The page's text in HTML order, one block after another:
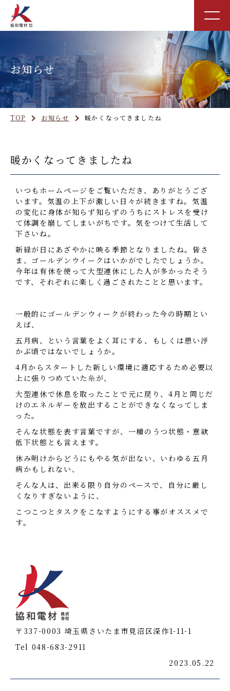
お知らせ
TOP お知らせ 暖かくなってきましたね
暖かくなってきましたね
いつもホームページをご覧いただき、ありがとうござ
います。 気温の上下が激しい日々が続きますね。 気温
の変化に身体が知らず知らずのうちにストレスを受け
て体調を崩してしまいがちです。気をつけて生活して
下さいね。
新緑が日にあざやかに映る季節となりましたね。 皆さ
ま、ゴールデンウイークはいかがでしたでしょうか。
今年は有休を使って大型連休にした人が多かったそう
です、 それぞれに楽しく過ごされたことと思います。
一般的にゴールデンウィークが終わった今の時期とい
えば、
五月病、という言葉をよく耳にする、もしくは思い浮
かぶ頃ではないでしょうか。
4月からスタートした新しい環境に適応するため必要以
上に張りつめていた糸が、
大型連休で休息を取ったことで元に戻り、4月と同じだ
けのエネルギーを放出することができなくなってしま
った。
そんな状態を表す言葉ですが、一種のうつ状態・意欲
低下状態とも言えます。
休み明けからどうにもやる気が出ない、いわゆる五月
病かもしれない、
そんな人は、出来る限り自分のペースで、自分に厳し
くなりすぎないように、
こつこつとタスクをこなすようにする事がオススメで
す。
〒337-0003 埼玉県さいたま市見沼区深作1-11-1
Tel 048-683-2911
2023.05.22